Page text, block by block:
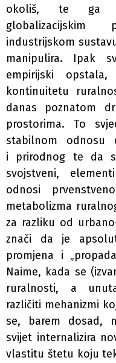
okoliš, te ga
industrijskom
manipulira. Ipak
empirijski
kontinuitetu
danas poznatom
prostorima. To
stabilnom odnosu
i prirodnog te da
svojstveni,
odnosi
metabolizma
za razliku od
znači da je
promjena i
Naime, kada se
ruralnosti, a
različiti mehanizmi
se, barem dosad,
svijet internalizira
vlastitu štetu koju